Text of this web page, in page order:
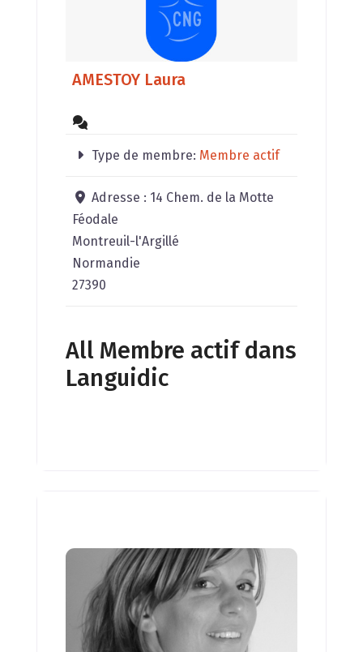
AMESTOY Laura
Type de membre: Membre actif
Adresse : 14 Chem. de la Motte
Féodale
Montreuil-l'Argillé
Normandie
27390
All Membre actif dans
Languidic